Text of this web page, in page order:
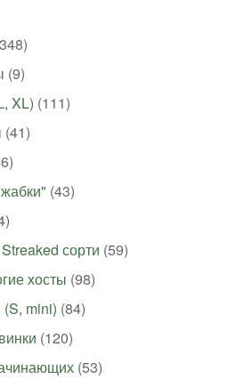
(9)
XL) (111)
(41)
(43)
Streaked сорти (59)
хосты (98)
mini) (84)
(120)
(53)